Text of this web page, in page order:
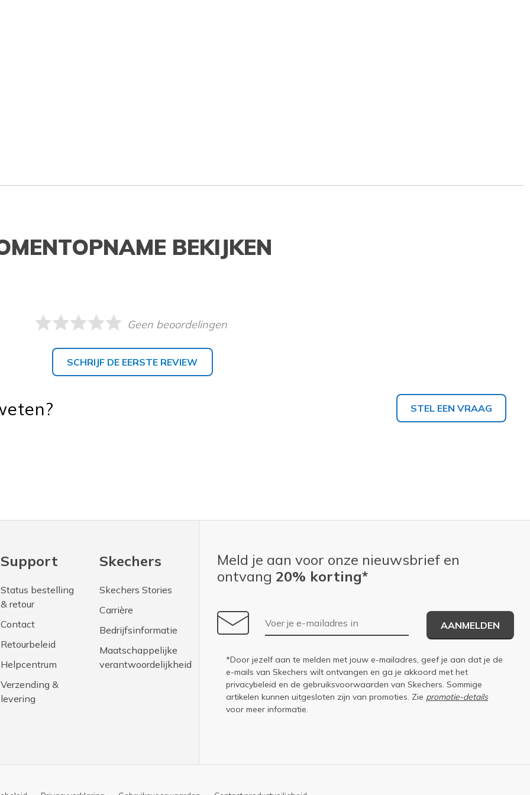
BEKIJKEN
Geen beoordelingen
SCHRIJF DE EERSTE REVIEW
STEL EEN VRAAG
Support
Status bestelling
& retour
Contact
Retourbeleid
Helpcentrum
Verzending &
levering
Skechers
Skechers Stories
Carrière
Bedrijfsinformatie
Maatschappelijke
verantwoordelijkheid
Meld je aan voor onze nieuwsbrief en
ontvang 20% korting*
E-mailadres
AANMELDEN
*Door jezelf aan te melden met jouw e-mailadres, geef je aan dat je de
e-mails van Skechers wilt ontvangen en ga je akkoord met het
privacybeleid en de gebruiksvoorwaarden van Skechers. Sommige
artikelen kunnen uitgesloten zijn van promoties. Zie promotie-details
voor meer informatie.